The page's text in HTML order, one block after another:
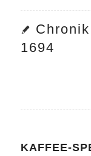
1694
KAFFEE-